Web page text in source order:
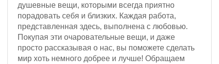
душевные вещи, которыми всегда приятно
порадовать себя и близких. Каждая работа,
представленная здесь, выполнена с любовью.
Покупая эти очаровательные вещи, и даже
просто рассказывая о нас, вы поможете сделать
мир хоть немного добрее и лучше! Обращаем